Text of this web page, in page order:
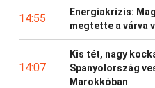
14:55
Energiakrízis:
megtette a várva
14:07
Kis tét, nagy
Spanyolország
Marokkóban